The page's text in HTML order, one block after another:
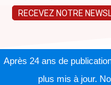
RECEVEZ NOTRE